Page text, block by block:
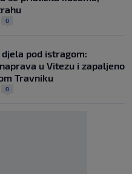
0
pod istragom:
u Vitezu i zapaljeno
Travniku
0